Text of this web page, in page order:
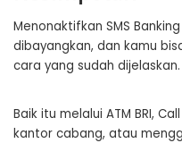
Menonaktifkan SMS
dibayangkan, dan kamu
cara yang sudah dijelaskan.
Baik itu melalui ATM BRI,
kantor cabang, atau